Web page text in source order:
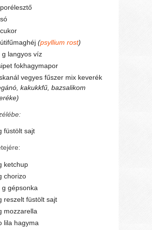
(psyllium rost)
g langyos víz
fokhagymapor
vegyes fűszer mix keverék
kakukkfű, bazsalikom
füstölt sajt
ketchup
chorizo
g gépsonka
reszelt füstölt sajt
mozzarella
lila hagyma